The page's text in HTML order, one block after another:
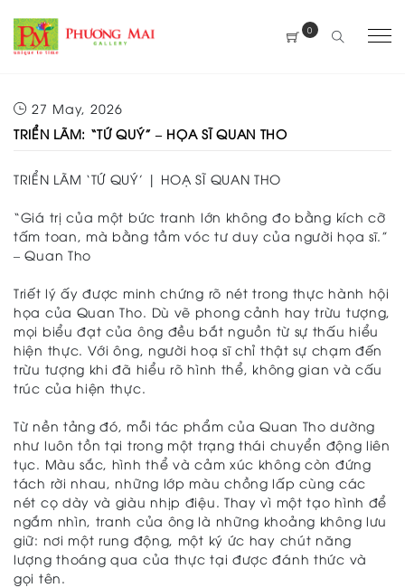
0
27 May, 2026
TRIỂN LÃM: “TỨ QUÝ” – HỌA SĨ QUAN THO
TRIỂN LÃM ‘TỨ QUÝ’ | HOẠ SĨ QUAN THO
“Giá trị của một bức tranh lớn không đo bằng kích cỡ
tấm toan, mà bằng tầm vóc tư duy của người họa sĩ.”
– Quan Tho
Triết lý ấy được minh chứng rõ nét trong thực hành hội
họa của Quan Tho. Dù vẽ phong cảnh hay trừu tượng,
mọi biểu đạt của ông đều bắt nguồn từ sự thấu hiểu
hiện thực. Với ông, người hoạ sĩ chỉ thật sự chạm đến
trừu tượng khi đã hiểu rõ hình thể, không gian và cấu
trúc của hiện thực.
Từ nền tảng đó, mỗi tác phẩm của Quan Tho dường
như luôn tồn tại trong một trạng thái chuyển động liên
tục. Màu sắc, hình thể và cảm xúc không còn đứng
tách rời nhau, những lớp màu chồng lấp cùng các
nét cọ dày và giàu nhịp điệu. Thay vì một tạo hình để
ngắm nhìn, tranh của ông là những khoảng không lưu
giữ: nơi một rung động, một ký ức hay chút năng
lượng thoáng qua của thực tại được đánh thức và
gọi tên.